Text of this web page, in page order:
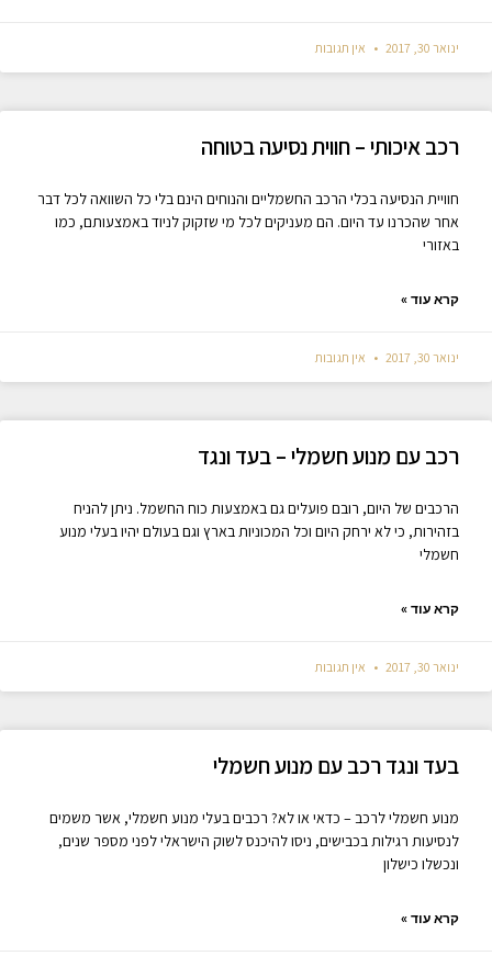
ינואר 30, 2017 אין תגובות
רכב איכותי – חווית נסיעה בטוחה
חוויית הנסיעה בכלי הרכב החשמליים והנוחים הינם בלי כל השוואה לכל דבר
אחר שהכרנו עד היום. הם מעניקים לכל מי שזקוק לניוד באמצעותם, כמו
באזורי
קרא עוד »
ינואר 30, 2017 אין תגובות
רכב עם מנוע חשמלי – בעד ונגד
הרכבים של היום, רובם פועלים גם באמצעות כוח החשמל. ניתן להניח
בזהירות, כי לא ירחק היום וכל המכוניות בארץ וגם בעולם יהיו בעלי מנוע
חשמלי
קרא עוד »
ינואר 30, 2017 אין תגובות
בעד ונגד רכב עם מנוע חשמלי
מנוע חשמלי לרכב – כדאי או לא? רכבים בעלי מנוע חשמלי, אשר משמים
לנסיעות רגילות בכבישים, ניסו להיכנס לשוק הישראלי לפני מספר שנים,
ונכשלו כישלון
קרא עוד »